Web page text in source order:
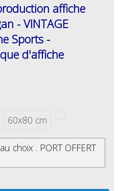
affiche
- VINTAGE
Sports -
d'affiche
60x80 cm
choix . PORT OFFERT